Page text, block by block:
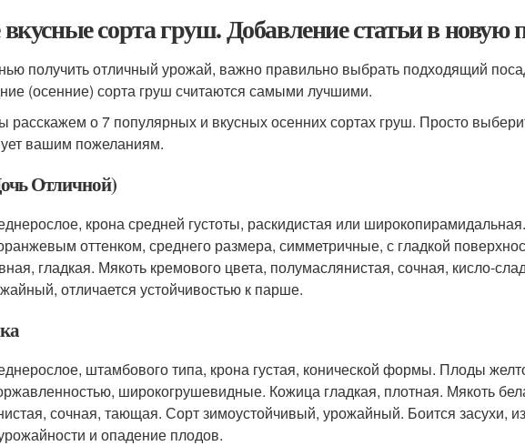
сорта груш. Добавление статьи в новую
получить отличный урожай, важно правильно выбрать подходящий
(осенние) сорта груш считаются самыми лучшими.
расскажем о 7 популярных и вкусных осенних сортах груш. Просто
вашим пожеланиям.
Отличной)
крона средней густоты, раскидистая или
оттенком, среднего размера, симметричные, с гладкой
гладкая. Мякоть кремового цвета, полумаслянистая, сочная, кисло-
отличается устойчивостью к парше.
штамбового типа, крона густая, конической формы. Плоды
широкогрушевидные. Кожица гладкая, плотная. Мякоть
сочная, тающая. Сорт зимоустойчивый, урожайный. Боится засухи,
и опадение плодов.